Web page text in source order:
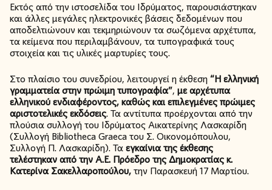
Εκτός από την ιστοσελίδα του Ιδρύματος, παρουσιάστηκαν
και άλλες μεγάλες ηλεκτρονικές βάσεις δεδομένων που
αποδελτιώνουν και τεκμηριώνουν τα σωζόμενα αρχέτυπα,
τα κείμενα που περιλαμβάνουν, τα τυπογραφικά τους
στοιχεία και τις υλικές μαρτυρίες τους.
Στο πλαίσιο του συνεδρίου, λειτουργεί η έκθεση“Η ελληνική
γραμματεία στην πρώιμη τυπογραφία”, με αρχέτυπα
ελληνικού ενδιαφέροντος, καθώς και επιλεγμένες πρώιμες
αριστοτελικές εκδόσεις. Τα αντίτυπα προέρχονται από την
πλούσια συλλογή του Ιδρύματος Αικατερίνης Λασκαρίδη
(Συλλογή Bibliotheca Graeca του Σ. Οικονομόπουλου,
Συλλογή Π. Λασκαρίδη). Ταεγκαίνια της έκθεσης
τελέστηκαν από την Α.Ε. Πρόεδρο της Δημοκρατίας κ.
Κατερίνα Σακελλαροπούλου,την Παρασκευή 17 Μαρτίου.